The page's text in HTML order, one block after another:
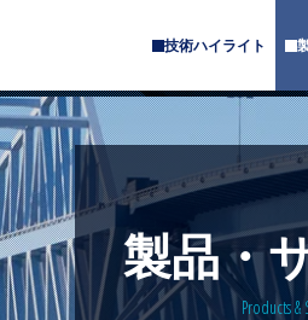
技術ハイライト
製品・
Products &